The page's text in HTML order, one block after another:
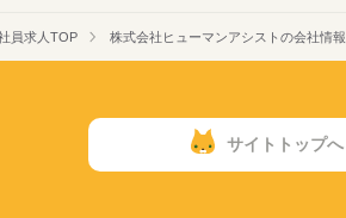
員求人TOP 株式会社ヒューマンアシストの会社情報
サイトトップへ